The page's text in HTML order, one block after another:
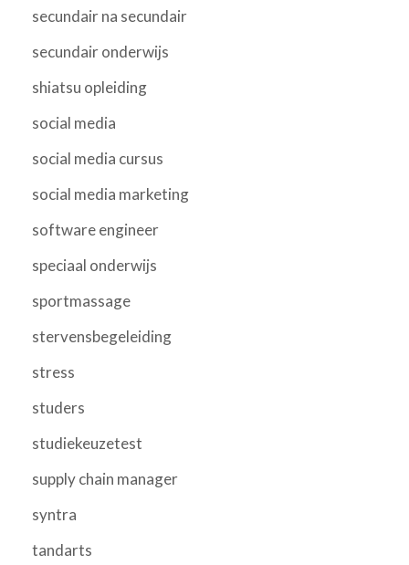
secundair na secundair
secundair onderwijs
shiatsu opleiding
social media
social media cursus
social media marketing
software engineer
speciaal onderwijs
sportmassage
stervensbegeleiding
stress
studers
studiekeuzetest
supply chain manager
syntra
tandarts